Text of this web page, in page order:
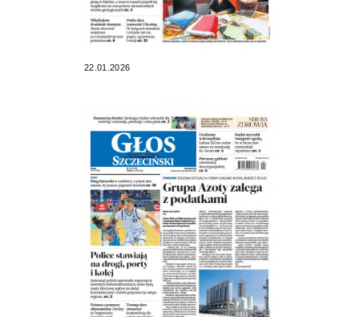
22.01.2026